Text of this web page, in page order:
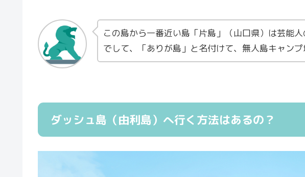
この島から一番近い島「片島」（山口県）は芸能
でして、「ありが島」と名付けて、無人島キャン
ダッシュ島（由利島）へ行く方法はあるの？